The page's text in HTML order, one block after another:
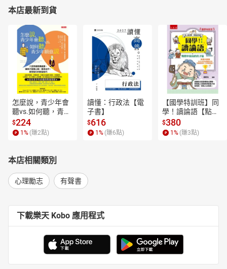
本店最新到貨
怎麼說，青少年會
聽vs.如何聽，青少
年願意說【電子
書】
$224
1 % (賺2點)
讀懂：行政法【電
子書】
$616
1 % (賺6點)
【國學特訓班】同
學！讀論語【點閱
率最高的孔子篇】
逗趣的文配圖情境
式講解，學習聖人
$380
1 % (賺3點)
本店相關類別
心理勵志 有聲書
下載樂天 Kobo 應用程式